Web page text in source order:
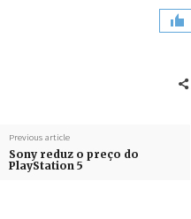
Previous article
Sony reduz o preço do
PlayStation 5